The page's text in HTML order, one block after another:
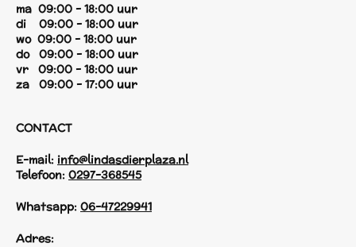
ma 09:00 - 18:00 uur
di 09:00 - 18:00 uur
wo 09:00 - 18:00 uur
do 09:00 - 18:00 uur
vr 09:00 - 18:00 uur
za 09:00 - 17:00 uur
CONTACT
E-mail: info@lindasdierplaza.nl
Telefoon: 0297-368545
Whatsapp: 06-47229941
Adres: